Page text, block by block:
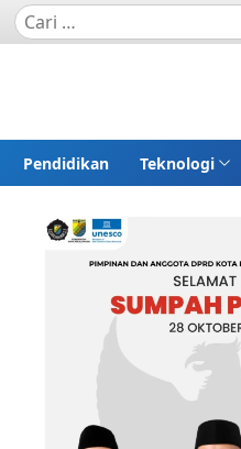
Pendidikan Teknologi